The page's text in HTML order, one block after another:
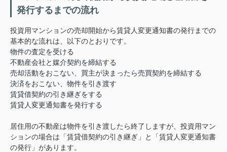
発行するまでの流れ
投資用マンションの売却開始から賃貸人変更通知書の発行までの
基本的な流れは、以下のとおりです。
物件の査定を受ける
不動産会社と媒介契約を締結する
売却活動をおこない、買主が決まったら売買契約を締結する
決済をおこない、物件を引き渡す
賃貸借契約の引き継ぎをする
賃貸人変更通知書を発行する
居住用の不動産は物件を引き渡したら終了しますが、投資用マン
ションの場合は「賃貸借契約の引き継ぎ」と「賃貸人変更通知書
の発行」があります。